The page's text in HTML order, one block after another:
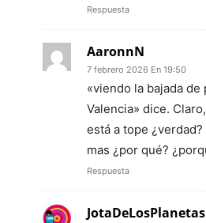
Respuesta
AaronnN
7 febrero 2026 En 19:50
«viendo la bajada
Valencia» dice.
está a tope
mas ¿por qué?
Respuesta
JotaDeLosPlanetas